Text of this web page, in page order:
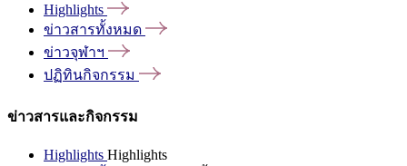
Highlights
ข่าวสารทั้งหมด
ข่าวจุฬาฯ
ปฏิทินกิจกรรม
ข่าวสารและกิจกรรม
Highlights Highlights